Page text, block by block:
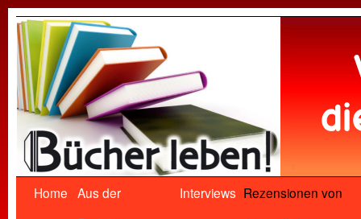
Home Aus der
Interviews Rezensionen von